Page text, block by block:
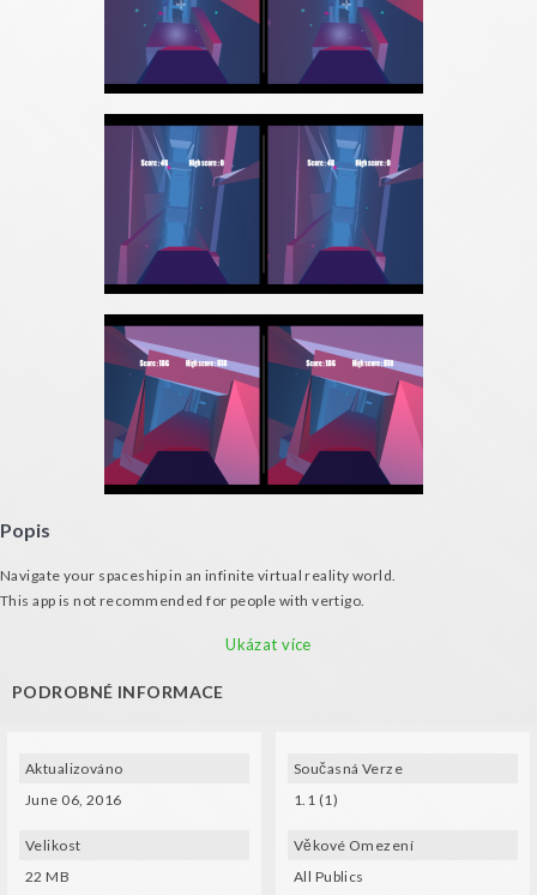
Popis
Navigate your spaceship in an infinite virtual reality world.
This app is not recommended for people with vertigo.
• As you advance the game gets darker and darker and acceleration of your
Ukázat více
PODROBNÉ INFORMACE
Aktualizováno
June 06, 2016
Velikost
22 MB
Současná Verze
1.1 (1)
Věkové Omezení
All Publics